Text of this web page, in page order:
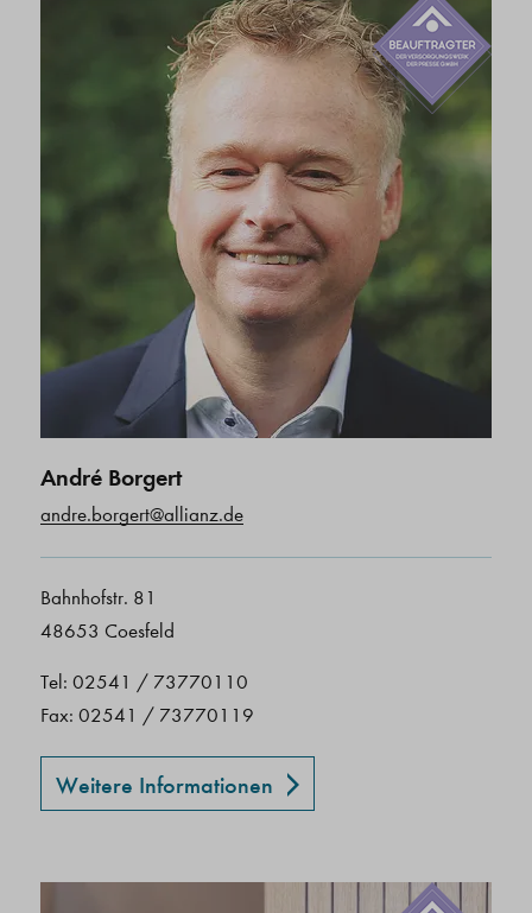
André Borgert
andre.borgert@allianz.de
Bahnhofstr. 81
48653 Coesfeld
Tel: 02541 / 73770110
Fax: 02541 / 73770119
Weitere Informationen